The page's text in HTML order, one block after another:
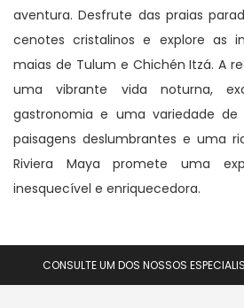
aventura. Desfrute das praias
cenotes cristalinos e explore as
maias de Tulum e Chichén Itzá. A
uma vibrante vida noturna,
gastronomia e uma variedade de
paisagens deslumbrantes e uma
Riviera Maya promete uma
inesquecível e enriquecedora.
CONSULTE UM DOS NOSSOS